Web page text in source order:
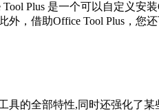
Plus 是一个可以自定义
外，借助Office Tool Plus，您
具的全部特性,同时还强化了